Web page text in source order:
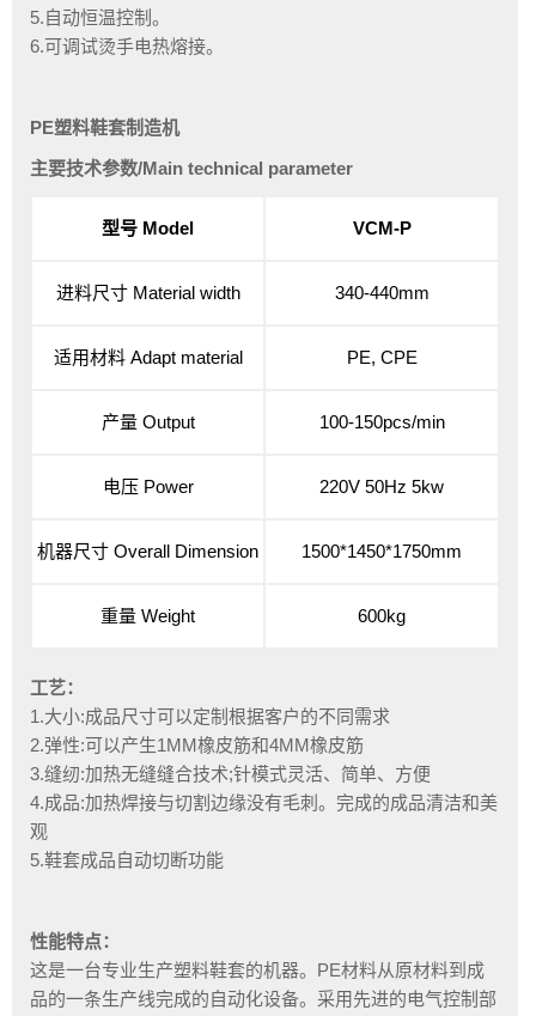
5.自动恒温控制。
6.可调试烫手电热熔接。
PE塑料鞋套制造机
主要技术参数/Main technical parameter
型号 Model VCM-P
进料尺寸 Material width 340-440mm
适用材料 Adapt material PE, CPE
产量 Output 100-150pcs/min
电压 Power 220V 50Hz 5kw
机器尺寸 Overall Dimension 1500*1450*1750mm
重量 Weight 600kg
工艺：
1.大小:成品尺寸可以定制根据客户的不同需求
2.弹性:可以产生1MM橡皮筋和4MM橡皮筋
3.缝纫:加热无缝缝合技术;针模式灵活、简单、方便
4.成品:加热焊接与切割边缘没有毛刺。完成的成品清洁和美
观
5.鞋套成品自动切断功能
性能特点：
这是一台专业生产塑料鞋套的机器。PE材料从原材料到成
品的一条生产线完成的自动化设备。采用先进的电气控制部